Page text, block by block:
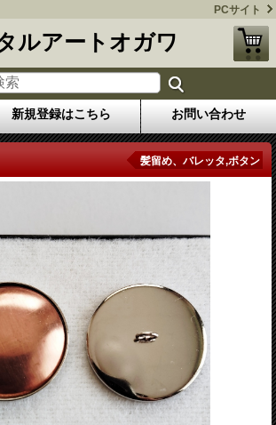
PCサイト
ルアートオガワ
新規登録はこちら お問い合わせ
髪留め、バレッタ,ボタン